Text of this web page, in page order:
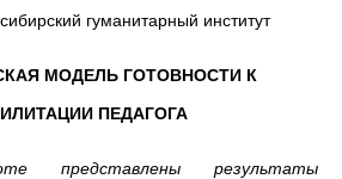
гуманитарный институт
МОДЕЛЬ ГОТОВНОСТИ К
ПЕДАГОГА
представлены результаты